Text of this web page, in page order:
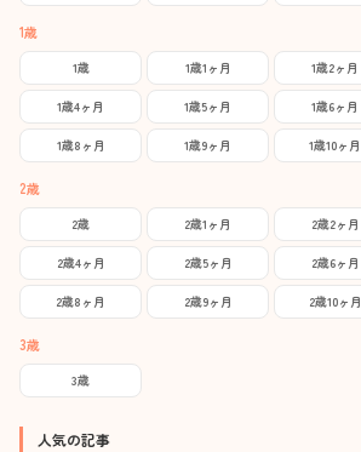
1歳
1歳 1歳1ヶ月 1歳2ヶ月
1歳4ヶ月 1歳5ヶ月 1歳6ヶ月
1歳8ヶ月 1歳9ヶ月 1歳10ヶ月
2歳
2歳 2歳1ヶ月 2歳2ヶ月
2歳4ヶ月 2歳5ヶ月 2歳6ヶ月
2歳8ヶ月 2歳9ヶ月 2歳10ヶ月
3歳
3歳
人気の記事